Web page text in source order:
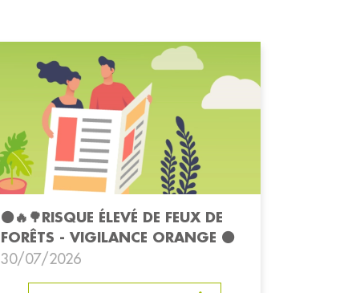
🟠🔥🌳RISQUE ÉLEVÉ DE FEUX DE
FORÊTS - VIGILANCE ORANGE 🟠
30/07/2026